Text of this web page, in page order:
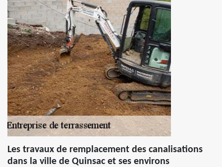
Les travaux de remplacement des canalisations
dans la ville de Quinsac et ses environs